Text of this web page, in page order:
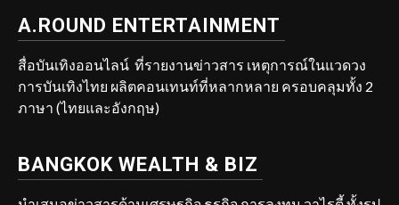
A.ROUND ENTERTAINMENT
สื่อบันเทิงออนไลน์ ที่รายงานข่าวสาร เหตุการณ์ในแวดวง
การบันเทิงไทย ผลิตคอนเทนท์ที่หลากหลาย ครอบคลุมทั้ง 2
ภาษา (ไทยและอังกฤษ)
BANGKOK WEALTH & BIZ